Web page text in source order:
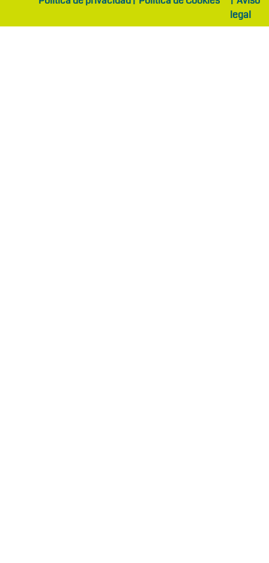
legal